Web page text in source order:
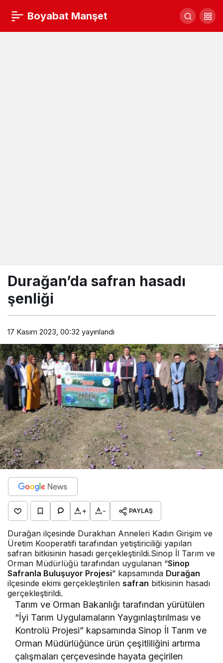
Boyabat Manşet
Durağan’da safran hasadı
şenliği
17 Kasım 2023, 00:32 yayınlandı
+ - PAYLAŞ
Durağan ilçesinde Durakhan Anneleri Kadın Girişim ve
Üretim Kooperatifi tarafından yetiştiriciliği yapılan
safran bitkisinin hasadı gerçekleştirildi.Sinop İl Tarım ve
Orman Müdürlüğü tarafından uygulanan “Sinop
Safranla Buluşuyor Projesi” kapsamında Durağan
ilçesinde ekimi gerçekleştirilen safran bitkisinin hasadı
gerçekleştirildi.
Tarım ve Orman Bakanlığı tarafından yürütülen
“İyi Tarım Uygulamaların Yaygınlaştırılması ve
Kontrolü Projesi” kapsamında Sinop İl Tarım ve
Orman Müdürlüğünce ürün çeşitliliğini artırma
çalışmaları çerçevesinde hayata geçirilen
Durağan’da safran hasadı şenliği